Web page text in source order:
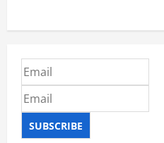
SUBSCRIBE